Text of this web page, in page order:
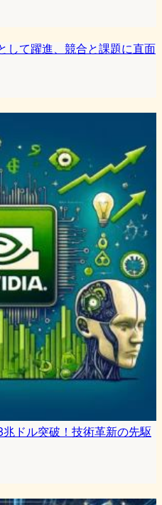
して躍進、競合と課題に直面
ドル突破！技術革新の先駆